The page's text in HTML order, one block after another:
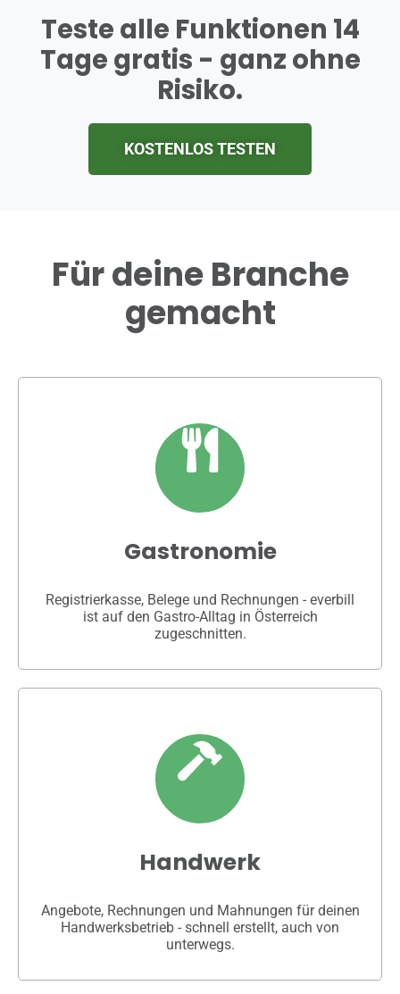
Teste alle Funktionen 14
Tage gratis - ganz ohne
Risiko.
KOSTENLOS TESTEN
Für deine Branche
gemacht
Gastronomie
Registrierkasse, Belege und Rechnungen - everbill
ist auf den Gastro-Alltag in Österreich
zugeschnitten.
Handwerk
Angebote, Rechnungen und Mahnungen für deinen
Handwerksbetrieb - schnell erstellt, auch von
unterwegs.